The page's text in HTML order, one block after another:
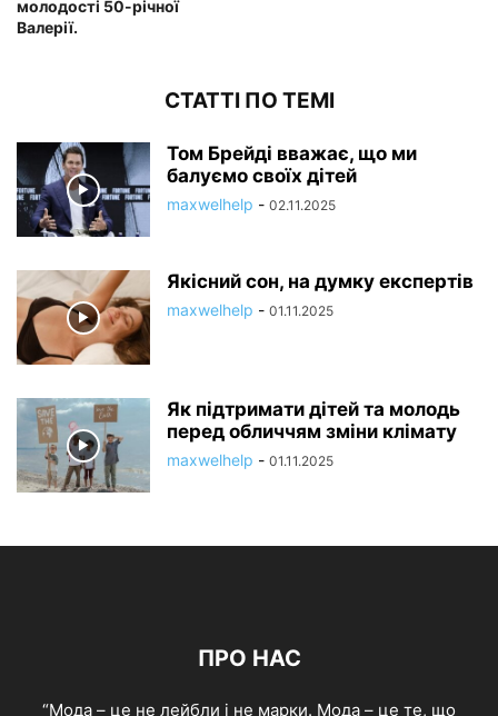
молодості 50-річної
Валерії.
СТАТТІ ПО ТЕМІ
Том Брейді вважає, що ми
балуємо своїх дітей
maxwelhelp - 02.11.2025
Якісний сон, на думку експертів
maxwelhelp - 01.11.2025
Як підтримати дітей та молодь
перед обличчям зміни клімату
maxwelhelp - 01.11.2025
ПРО НАС
“Мода – це не лейбли і не марки. Мода – це те, що